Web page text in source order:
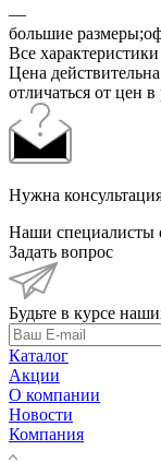
—
большие
Все характеристики
Цена
отличаться от цен
Нужна
Наши специалисты
Задать вопрос
Будьте в курсе
Каталог
Акции
О компании
Новости
Компания